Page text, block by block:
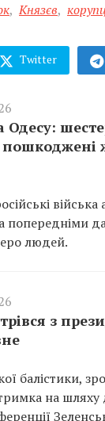
, Князєв,
Twitter
Одесу:
попередніми
людей.
з
балістики,
на